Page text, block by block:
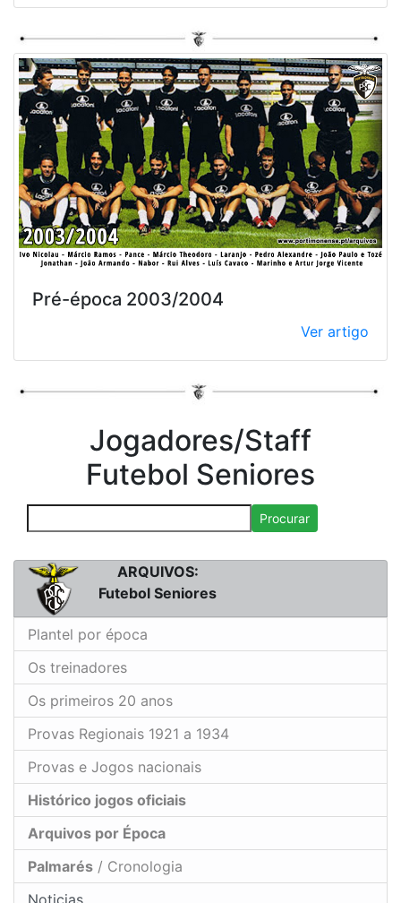
Pré-época 2003/2004
Ver artigo
Jogadores/Staff
Futebol Seniores
Procurar
ARQUIVOS:
Futebol Seniores
Plantel por época
Os treinadores
Os primeiros 20 anos
Provas Regionais 1921 a 1934
Provas e Jogos nacionais
Histórico jogos oficiais
Arquivos por Época
Palmarés / Cronologia